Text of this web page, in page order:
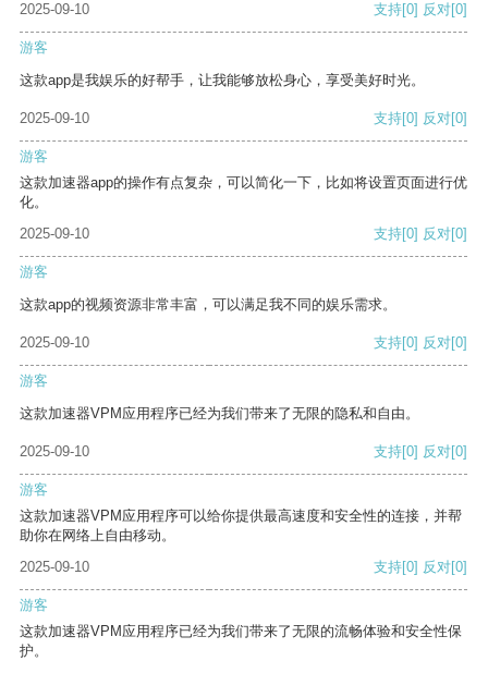
2025-09-10 支持[0] 反对[0]
游客
这款app是我娱乐的好帮手，让我能够放松身心，享受美好时光。
2025-09-10 支持[0] 反对[0]
游客
这款加速器app的操作有点复杂，可以简化一下，比如将设置页面进行优
化。
2025-09-10
支持[0] 反对[0]
游客
这款app的视频资源非常丰富，可以满足我不同的娱乐需求。
2025-09-10 支持[0] 反对[0]
游客
这款加速器VPM应用程序已经为我们带来了无限的隐私和自由。
2025-09-10 支持[0] 反对[0]
游客
这款加速器VPM应用程序可以给你提供最高速度和安全性的连接，并帮
助你在网络上自由移动。
2025-09-10
支持[0] 反对[0]
游客
这款加速器VPM应用程序已经为我们带来了无限的流畅体验和安全性保
护。